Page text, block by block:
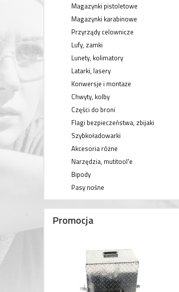
Magazynki pistoletowe
Magazynki karabinowe
Przyrządy celownicze
Lufy, zamki
Lunety, kolimatory
Latarki, lasery
Konwersje i montaże
Chwyty, kolby
Części do broni
Flagi bezpieczeństwa, zbijaki
Szybkoładowarki
Akcesoria różne
Narzędzia, mutitool'e
Bipody
Pasy nośne
Promocja